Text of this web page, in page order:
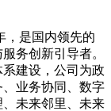
，是国内领先的
务创新引导者。
建设，公司为政
业务协同、数字
未来邻里、未来